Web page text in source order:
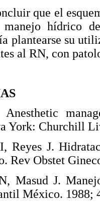
que el
hídrico
plantearse su
al RN, con
York:
Reyes J.
Rev Obstet
Masud J.
México.